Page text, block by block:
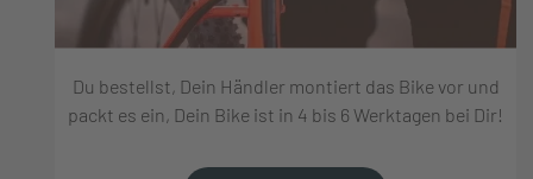
Du bestellst, Dein Händler montiert das Bike vor und
packt es ein, Dein Bike ist in 4 bis 6 Werktagen bei Dir!